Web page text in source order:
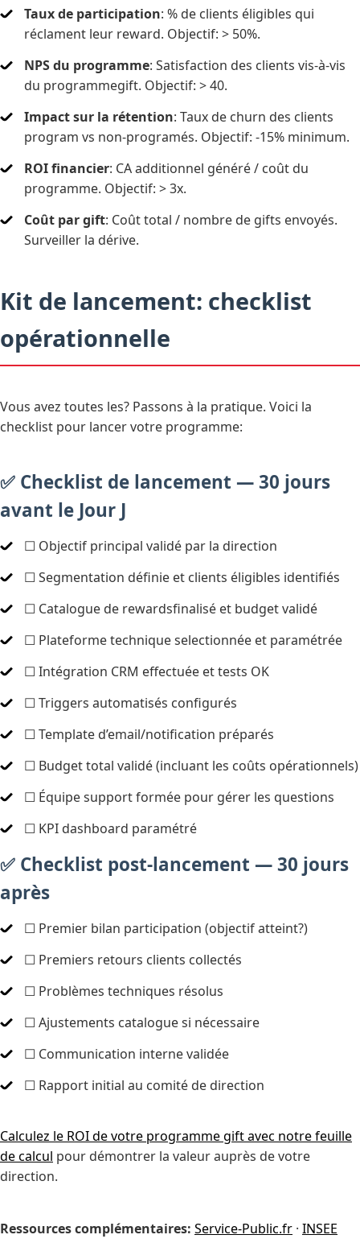
Taux de participation: % de clients éligibles qui
réclament leur reward. Objectif: > 50%.
NPS du programme: Satisfaction des clients vis-à-vis
du programmegift. Objectif: > 40.
Impact sur la rétention: Taux de churn des clients
program vs non-programés. Objectif: -15% minimum.
ROI financier: CA additionnel généré / coût du
programme. Objectif: > 3x.
Coût par gift: Coût total / nombre de gifts envoyés.
Surveiller la dérive.
Kit de lancement: checklist
opérationnelle
Vous avez toutes les? Passons à la pratique. Voici la
checklist pour lancer votre programme:
✅ Checklist de lancement — 30 jours
avant le Jour J
☐ Objectif principal validé par la direction
☐ Segmentation définie et clients éligibles identifiés
☐ Catalogue de rewardsfinalisé et budget validé
☐ Plateforme technique selectionnée et paramétrée
☐ Intégration CRM effectuée et tests OK
☐ Triggers automatisés configurés
☐ Template d’email/notification préparés
☐ Budget total validé (incluant les coûts opérationnels)
☐ Équipe support formée pour gérer les questions
☐ KPI dashboard paramétré
✅ Checklist post-lancement — 30 jours
après
☐ Premier bilan participation (objectif atteint?)
☐ Premiers retours clients collectés
☐ Problèmes techniques résolus
☐ Ajustements catalogue si nécessaire
☐ Communication interne validée
☐ Rapport initial au comité de direction
Calculez le ROI de votre programme gift avec notre feuille
de calcul pour démontrer la valeur auprès de votre
direction.
Ressources complémentaires: Service-Public.fr · INSEE